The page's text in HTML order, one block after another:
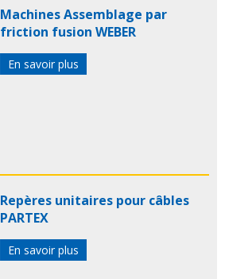
Machines Assemblage par
friction fusion WEBER
En savoir plus
Repères unitaires pour câbles
PARTEX
En savoir plus